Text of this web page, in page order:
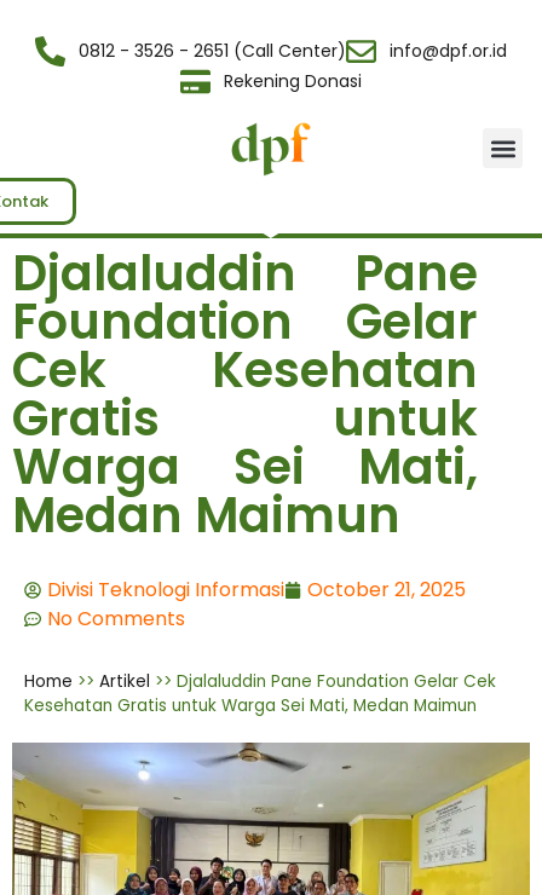
0812 - 3526 - 2651 (Call Center)
info@dpf.or.id
Rekening Donasi
Djalaluddin Pane
Foundation Gelar
Cek Kesehatan
Gratis untuk
Warga Sei Mati,
Medan Maimun
Divisi Teknologi Informasi
October 21, 2025
No Comments
Home >> Artikel >> Djalaluddin Pane Foundation Gelar Cek
Kesehatan Gratis untuk Warga Sei Mati, Medan Maimun